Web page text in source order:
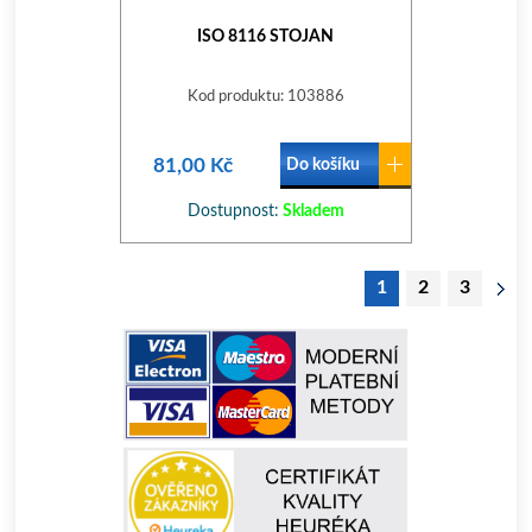
ISO 8116 STOJAN
Kod produktu: 103886
81,00 Kč Do košíku
Dostupnost: Skladem
1 2 3